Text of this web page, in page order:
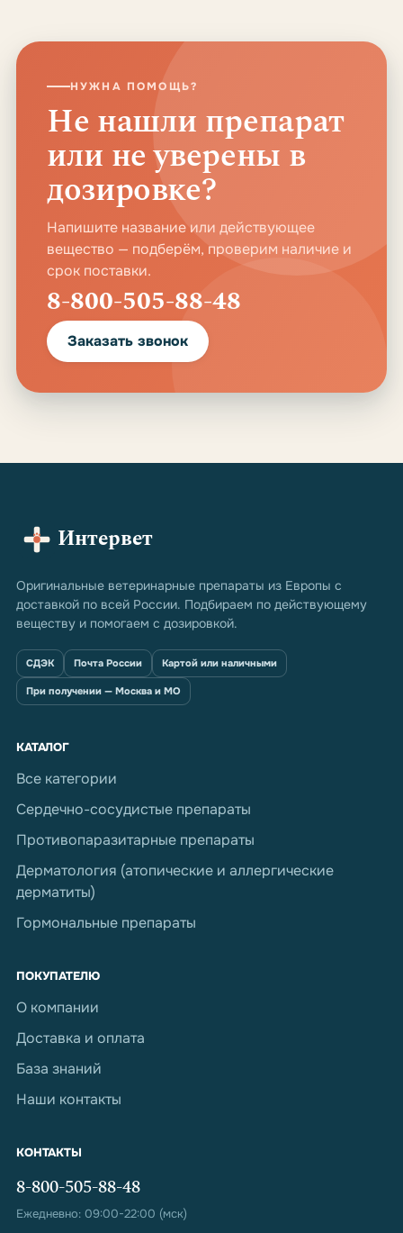
НУЖНА ПОМОЩЬ?
Не нашли препарат
или не уверены в
дозировке?
Напишите название или действующее
вещество — подберём, проверим наличие и
срок поставки.
8-800-505-88-48
Заказать звонок
Интервет
Оригинальные ветеринарные препараты из Европы с
доставкой по всей России. Подбираем по действующему
веществу и помогаем с дозировкой.
СДЭК Почта России Картой или наличными
При получении — Москва и МО
КАТАЛОГ
Все категории
Сердечно-сосудистые препараты
Противопаразитарные препараты
Дерматология (атопические и аллергические
дерматиты)
Гормональные препараты
ПОКУПАТЕЛЮ
О компании
Доставка и оплата
База знаний
Наши контакты
КОНТАКТЫ
8-800-505-88-48
Ежедневно: 09:00-22:00 (мск)